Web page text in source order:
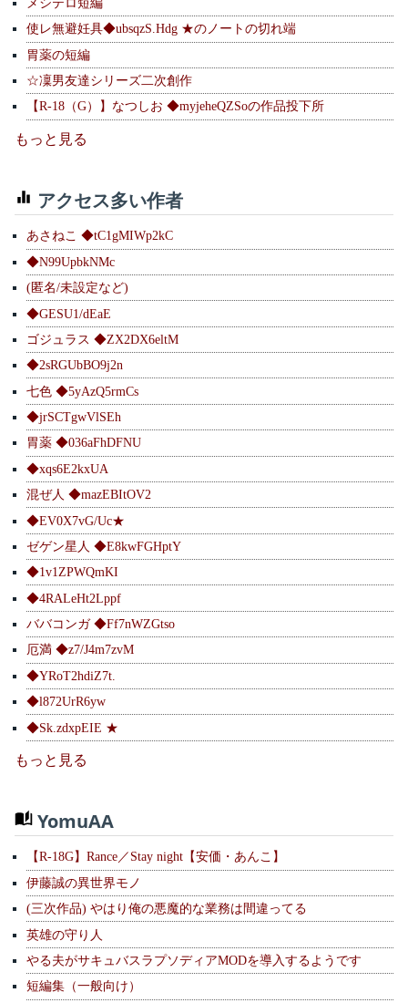
使レ無避妊具◆ubsqzS.Hdg ★のノートの切れ端
胃薬の短編
☆凜男友達シリーズ二次創作
【R-18（G）】なつしお ◆myjeheQZSoの作品投下所
もっと見る
アクセス多い作者
あさねこ ◆tC1gMIWp2kC
◆N99UpbkNMc
(匿名/未設定など)
◆GESU1/dEaE
ゴジュラス ◆ZX2DX6eltM
◆2sRGUbBO9j2n
七色 ◆5yAzQ5rmCs
◆jrSCTgwVlSEh
胃薬 ◆036aFhDFNU
◆xqs6E2kxUA
混ぜ人 ◆mazEBItOV2
◆EV0X7vG/Uc★
ゼゲン星人 ◆E8kwFGHptY
◆1v1ZPWQmKI
◆4RALeHt2Lppf
ババコンガ ◆Ff7nWZGtso
厄満 ◆z7/J4m7zvM
◆YRoT2hdiZ7t.
◆l872UrR6yw
◆Sk.zdxpEIE ★
もっと見る
YomuAA
【R-18G】Rance／Stay night【安価・あんこ】
伊藤誠の異世界モノ
(三次作品) やはり俺の悪魔的な業務は間違ってる
英雄の守り人
やる夫がサキュバスラプソディアMODを導入するようです
短編集（一般向け）